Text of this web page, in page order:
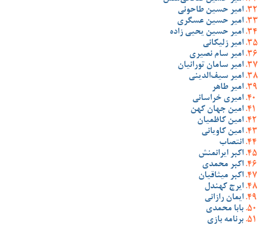
امیر حسین طاحونی
امیر حسین عسگری
امیر حسین یحیی زاده
امیر زلیکانی
امیر سام نصیری
امیر سامان تورانیان
امیر سیف‌الدینی
امیر طاهر
امیری خراسانی
امین جهان کهن
امین کاظمیان
امین کاویانی
انتصاب
اکبر ایرانمنش
اکبر محمدی
اکبر میثاقیان
ایرج کهندل
ایمان رازانی
بابا محمدی
برنامه بازی